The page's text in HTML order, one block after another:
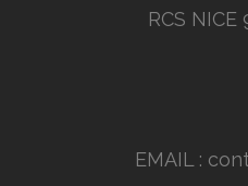
RCS NICE
EMAIL :